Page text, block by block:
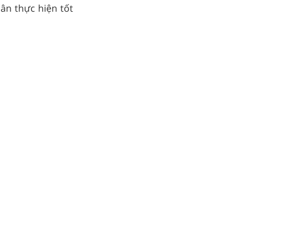
thực hiện tốt